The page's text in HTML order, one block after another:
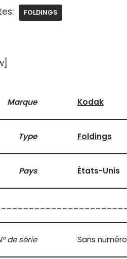
FOLDINGS
Marque Kodak
Type Foldings
Pays États-Unis
de série Sans numéro